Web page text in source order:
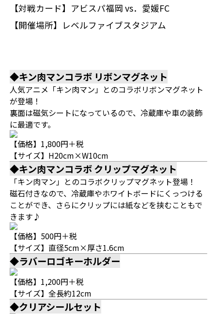
【対戦カード】 アビスパ福岡 vs．愛媛FC
【開催場所】
レベルファイブスタジアム
◆キン肉マンコラボ リボンマグネット
人気アニメ「キン肉マン」とのコラボリボンマグネット
が登場！
裏面は磁気シートになっているので、冷蔵庫や車の装飾
に最適です。
【価格】1,800円＋税
【サイズ】H20cm×W10cm
◆キン肉マンコラボ クリップマグネット
「キン肉マン」とのコラボクリップマグネット登場！
磁石付きなので、冷蔵庫やホワイトボードにくっつける
ことができ、さらにクリップには紙などを挟むこともで
きます♪
【価格】500円＋税
【サイズ】直径5cm×厚さ1.6cm
◆ラバーロゴキーホルダー
【価格】1,200円＋税
【サイズ】全長約12cm
◆クリアシールセット